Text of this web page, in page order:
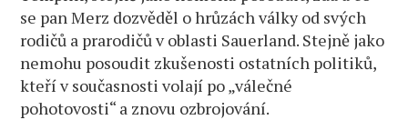
se pan Merz dozvěděl o hrůzách války od svých
rodičů a prarodičů v oblasti Sauerland. Stejně jako
nemohu posoudit zkušenosti ostatních politiků,
kteří v současnosti volají po „válečné
pohotovosti“ a znovu ozbrojování.